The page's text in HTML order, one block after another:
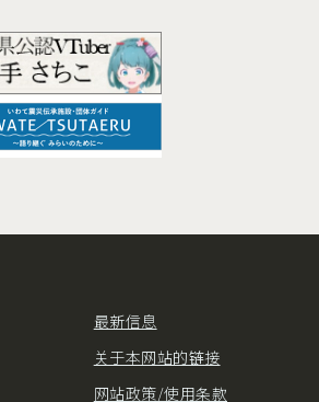
最新信息
关于本网站的链接
网站政策/使用条款